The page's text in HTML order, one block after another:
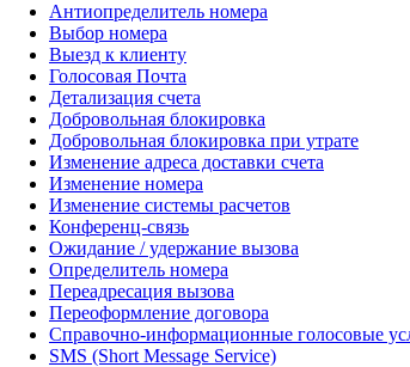
Антиопределитель номера
Выбор номера
Выезд к клиенту
Голосовая Почта
Детализация счета
Добровольная блокировка
Добровольная блокировка при утрате
Изменение адреса доставки счета
Изменение номера
Изменение системы расчетов
Конференц-связь
Ожидание / удержание вызова
Определитель номера
Переадресация вызова
Переоформление договора
Справочно-информационные голосовые
SMS (Short Message Service)